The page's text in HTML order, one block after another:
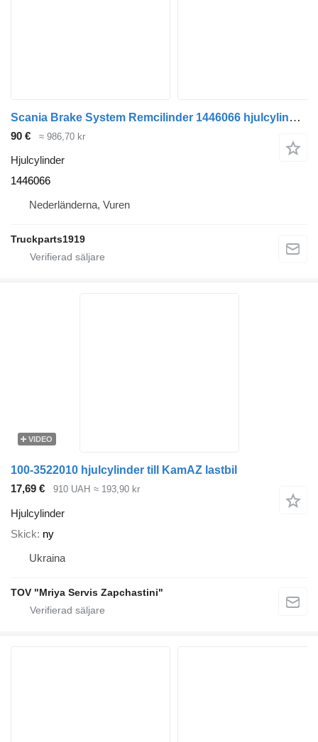
Scania Brake System Remcilinder 1446066 hjulcylinder till dragbil
90 € ≈ 986,70 kr
Hjulcylinder
1446066
Nederländerna, Vuren
Truckparts1919
VIDEO
100-3522010 hjulcylinder till KamAZ lastbil
17,69 €
910 UAH ≈ 193,90 kr
Hjulcylinder
Skick ny
Ukraina
TOV "Mriya Servis Zapchastini"